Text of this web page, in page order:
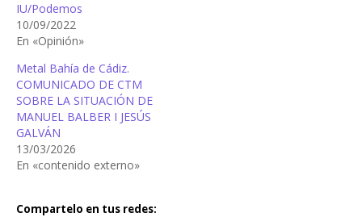
IU/Podemos
10/09/2022
En «Opinión»
Metal Bahía de Cádiz.
COMUNICADO DE CTM
SOBRE LA SITUACIÓN DE
MANUEL BALBER I JESÚS
GALVÁN
13/03/2026
En «contenido externo»
Compartelo en tus redes: